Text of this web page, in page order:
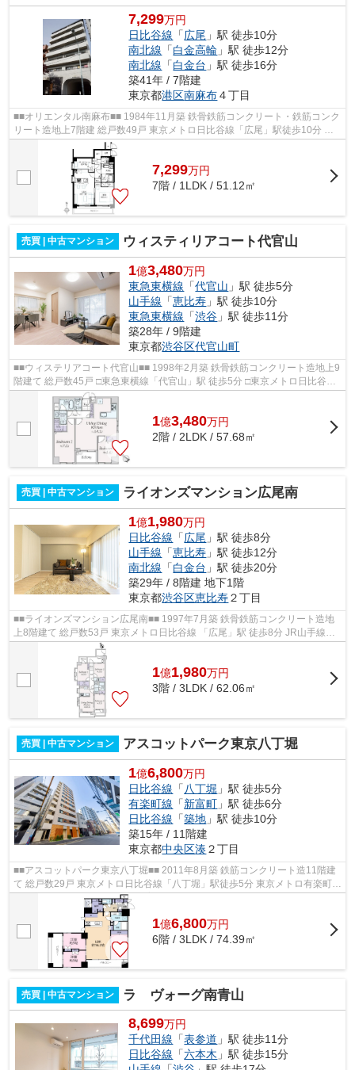
7,299万円
日比谷線 「広尾 」駅 徒歩10分
南北線 「白金高輪 」駅 徒歩12分
南北線 「白金台 」駅 徒歩16分
築41年 / 7階建
東京都港区南麻布４丁目
■■オリエンタル南麻布■■ 1984年11月築 鉄骨鉄筋コンクリート・鉄筋コンク
リート造地上7階建 総戸数49戸 東京メトロ日比谷線「広尾」駅徒歩10分 都
営三田線・南北線「白金高輪」駅徒...
7,299万円
7階 / 1LDK / 51.12㎡
売買 | 中古マンション ウィスティリアコート代官山
1億3,480万円
東急東横線 「代官山 」駅 徒歩5分
山手線 「恵比寿 」駅 徒歩10分
東急東横線 「渋谷 」駅 徒歩11分
築28年 / 9階建
東京都渋谷区代官山町
■■ウィステリアコート代官山■■ 1998年2月築 鉄骨鉄筋コンクリート造地上9
階建て 総戸数45戸 □東急東横線「代官山」駅 徒歩5分 □東京メトロ日比谷線
「恵比寿」駅 徒歩10分 □JR山手線...
1億3,480万円
2階 / 2LDK / 57.68㎡
売買 | 中古マンション ライオンズマンション広尾南
1億1,980万円
日比谷線 「広尾 」駅 徒歩8分
山手線 「恵比寿 」駅 徒歩12分
南北線 「白金台 」駅 徒歩20分
築29年 / 8階建 地下1階
東京都渋谷区恵比寿２丁目
■■ライオンズマンション広尾南■■ 1997年7月築 鉄骨鉄筋コンクリート造地
上8階建て 総戸数53戸 東京メトロ日比谷線 「広尾」駅 徒歩8分 JR山手線
「恵比寿」駅 徒歩12分 ペット2匹ま...
1億1,980万円
3階 / 3LDK / 62.06㎡
売買 | 中古マンション アスコットパーク東京八丁堀
1億6,800万円
日比谷線 「 八丁堀 」駅 徒歩5分
有楽町線 「新富町 」駅 徒歩6分
日比谷線 「築地 」駅 徒歩10分
築15年 / 11階建
東京都中央区湊２丁目
■■アスコットパーク東京八丁堀■■ 2011年8月築 鉄筋コンクリート造11階建
て 総戸数29戸 東京メトロ日比谷線「八丁堀」駅徒歩5分 東京メトロ有楽町線
「新富町」駅徒歩6分 ペット飼育...
1億6,800万円
6階 / 3LDK / 74.39㎡
売買 | 中古マンション ラ ヴォーグ南青山
8,699万円
千代田線 「表参道 」駅 徒歩11分
日比谷線 「六本木 」駅 徒歩15分